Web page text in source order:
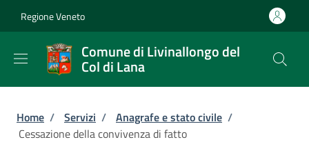
Regione Veneto
Comune di Livinallongo del
Col di Lana
Briciole di pane
Home / Servizi / Anagrafe e stato civile /
Cessazione della convivenza di fatto